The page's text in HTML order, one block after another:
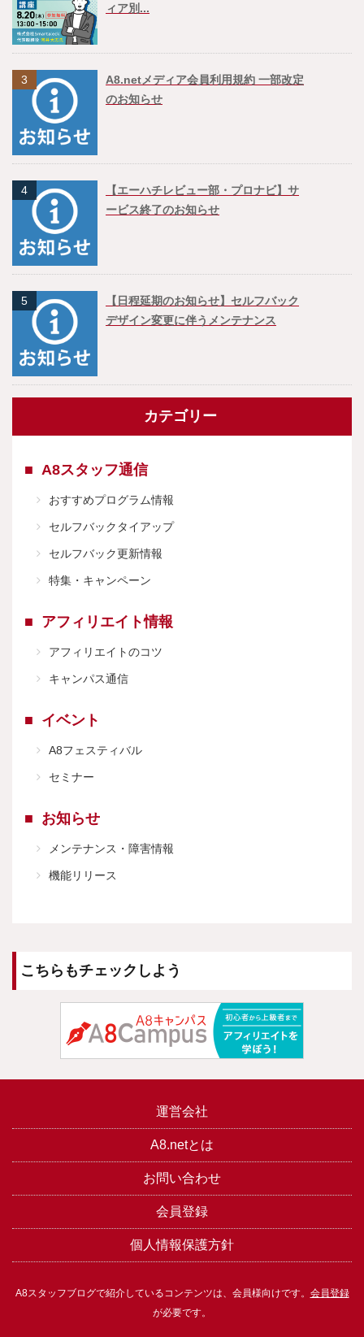
ィア別...
3
A8.netメディア会員利用規約 一部改定
のお知らせ
4
【エーハチレビュー部・プロナビ】サ
ービス終了のお知らせ
5
【日程延期のお知らせ】セルフバック
デザイン変更に伴うメンテナンス
カテゴリー
A8スタッフ通信
おすすめプログラム情報
セルフバックタイアップ
セルフバック更新情報
特集・キャンペーン
アフィリエイト情報
アフィリエイトのコツ
キャンパス通信
イベント
A8フェスティバル
セミナー
お知らせ
メンテナンス・障害情報
機能リリース
こちらもチェックしよう
運営会社
A8.netとは
お問い合わせ
会員登録
個人情報保護方針
A8スタッフブログで紹介しているコンテンツは、会員様向けです。 会員登録
が必要です。